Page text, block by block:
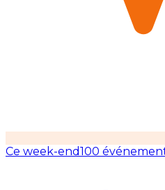
Ce week-end100